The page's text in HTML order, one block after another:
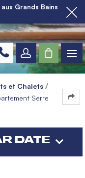
Grands Bains
et Chalets
Serre
DATE